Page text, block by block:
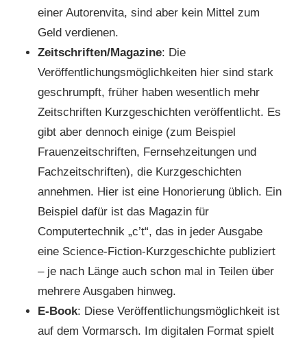
einer Autorenvita, sind aber kein Mittel zum
Geld verdienen.
Zeitschriften/Magazine: Die
Veröffentlichungsmöglichkeiten hier sind stark
geschrumpft, früher haben wesentlich mehr
Zeitschriften Kurzgeschichten veröffentlicht. Es
gibt aber dennoch einige (zum Beispiel
Frauenzeitschriften, Fernsehzeitungen und
Fachzeitschriften), die Kurzgeschichten
annehmen. Hier ist eine Honorierung üblich. Ein
Beispiel dafür ist das Magazin für
Computertechnik „c’t“, das in jeder Ausgabe
eine Science-Fiction-Kurzgeschichte publiziert
– je nach Länge auch schon mal in Teilen über
mehrere Ausgaben hinweg.
E-Book: Diese Veröffentlichungsmöglichkeit ist
auf dem Vormarsch. Im digitalen Format spielt